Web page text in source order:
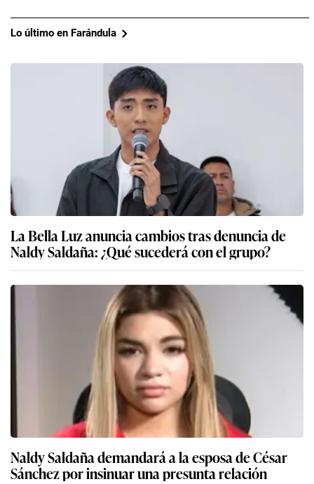
Lo último en Farándula
La Bella Luz anuncia cambios tras denuncia de
Naldy Saldaña: ¿Qué sucederá con el grupo?
Naldy Saldaña demandará a la esposa de César
Sánchez por insinuar una presunta relación